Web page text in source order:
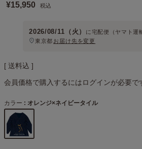
¥15,950 税込
2026/08/11（火） に 宅配便（ヤマト運
東京都 お届け先を変更
送料込
会員価格で購入するにはログインが必要で
カラー オレンジ×ネイビータイル